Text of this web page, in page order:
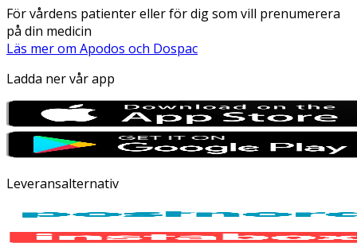
För vårdens patienter eller för dig som vill prenumerera
på din medicin
Läs mer om Apodos och Dospac
Ladda ner vår app
Leveransalternativ